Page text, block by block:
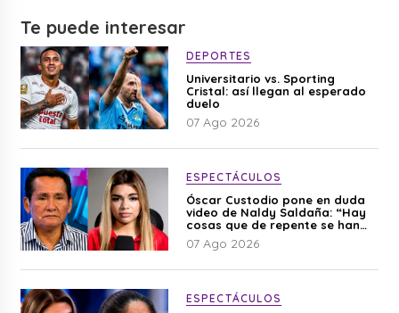
Te puede interesar
DEPORTES
Universitario vs. Sporting
Cristal: así llegan al esperado
duelo
07 Ago 2026
ESPECTÁCULOS
Óscar Custodio pone en duda
video de Naldy Saldaña: “Hay
cosas que de repente se han
editado”
07 Ago 2026
ESPECTÁCULOS